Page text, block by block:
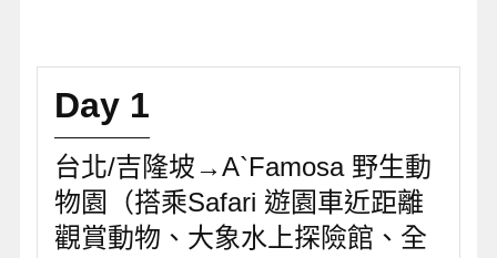
Day 1
台北/吉隆坡→A`Famosa 野生動
物園（搭乘Safari 遊園車近距離
觀賞動物、大象水上探險館、全